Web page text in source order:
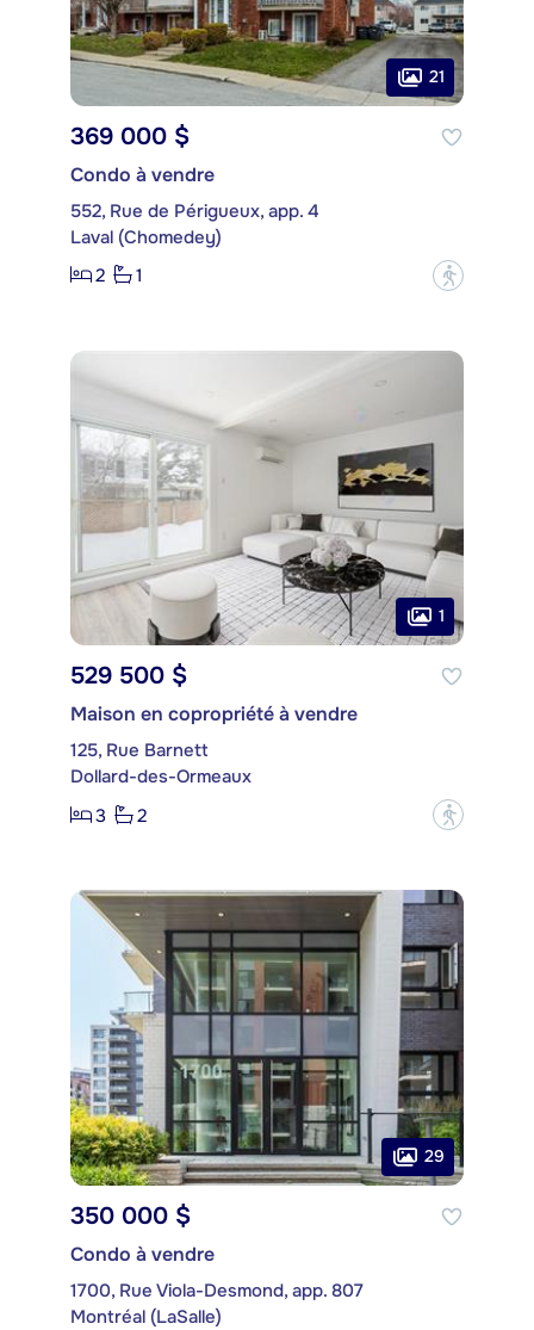
21
369 000 $
Condo à vendre
552, Rue de Périgueux, app. 4
Laval (Chomedey)
2
1 ?
1
529 500 $
Maison en copropriété à vendre
125, Rue Barnett
Dollard-des-Ormeaux
3
2 ?
29
350 000 $
Condo à vendre
1700, Rue Viola-Desmond, app. 807
Montréal (LaSalle)